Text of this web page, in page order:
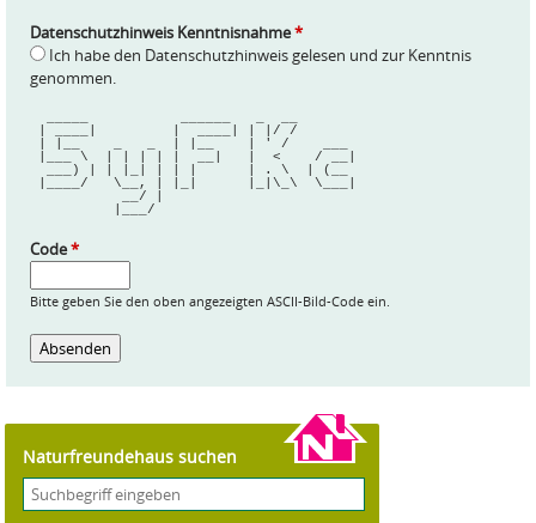
Datenschutzhinweis Kenntnisnahme*
Ich habe den Datenschutzhinweis gelesen und zur Kenntnis
genommen.
| ____|         |  ____| | |/ /
| |__    _   _  | |__    | ' /    ___
|___ \  | | | | |  __|   |  <    / __|
  ___) | | |_| | | |      | . \  | (__
|____/   \__, | |_|      |_|\_\  \___|
           __/ |
          |___/
Code*
Bitte geben Sie den oben angezeigten ASCII-Bild-Code ein.
Naturfreundehaus suchen